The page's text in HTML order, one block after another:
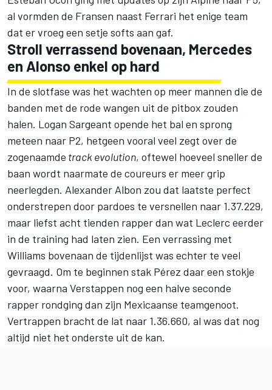
al vormden de Fransen naast Ferrari het enige team
dat er vroeg een setje softs aan gaf.
Stroll verrassend bovenaan, Mercedes
en Alonso enkel op hard
In de slotfase was het wachten op meer mannen die de
banden met de rode wangen uit de pitbox zouden
halen. Logan Sargeant opende het bal en sprong
meteen naar P2, hetgeen vooral veel zegt over de
zogenaamde track evolution, oftewel hoeveel sneller de
baan wordt naarmate de coureurs er meer grip
neerlegden. Alexander Albon zou dat laatste perfect
onderstrepen door pardoes te versnellen naar 1.37.229,
maar liefst acht tienden rapper dan wat Leclerc eerder
in de training had laten zien. Een verrassing met
Williams bovenaan de tijdenlijst was echter te veel
gevraagd. Om te beginnen stak Pérez daar een stokje
voor, waarna Verstappen nog een halve seconde
rapper rondging dan zijn Mexicaanse teamgenoot.
Vertrappen bracht de lat naar 1.36.660, al was dat nog
altijd niet het onderste uit de kan.